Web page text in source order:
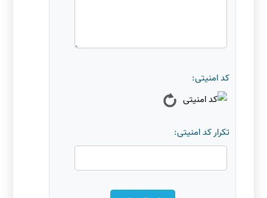
کد امنیتی:
تکرار کد امنیتی: